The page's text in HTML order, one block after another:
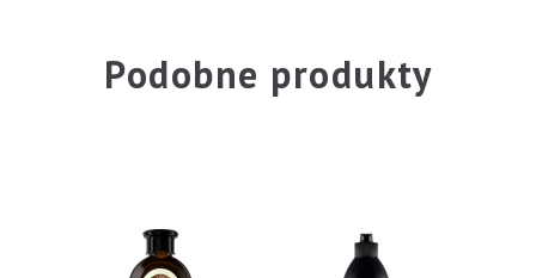
Podobne produkty